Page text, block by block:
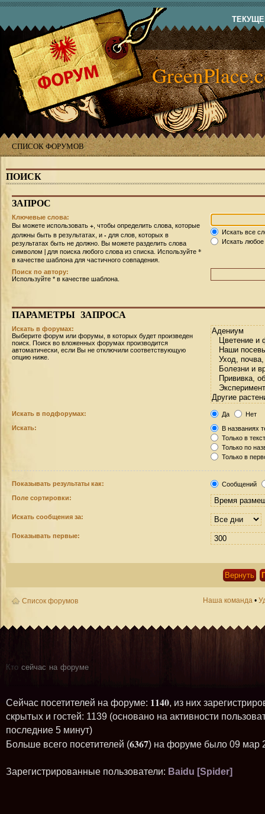
СПИСОК ФОРУМОВ
ПОИСК
ЗАПРОС
Ключевые слова:
Вы можете использовать + , чтобы определить слова, которые
должны быть в результатах, и - для слов, которых в
результатах быть не должно. Вы можете разделить слова
символом | для поиска любого слова из списка. Используйте *
в качестве шаблона для частичного совпадения.
Искать все
Искать
Поиск по автору:
Используйте * в качестве шаблона.
ПАРАМЕТРЫ ЗАПРОСА
Искать в форумах:
Выберите форум или форумы, в которых будет произведен
поиск. Поиск во вложенных форумах производится
автоматически, если Вы не отключили соответствующую
опцию ниже.
Искать в подфорумах: Да
Нет
Искать:
В названиях
Только в
Только по
Только в
Показывать результаты как:
Сообщений
Поле сортировки:
Искать сообщения за:
Показывать первые:
Список форумов Наша команда •
Кто сейчас на форуме
Сейчас посетителей на форуме: 1140, из них
скрытых и гостей: 1139 (основано на активности
последние 5 минут)
Больше всего посетителей (6367) на форуме было 09 мар
Зарегистрированные пользователи: Baidu [Spider]